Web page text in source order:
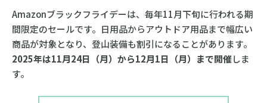
Amazonブラックフライデーは、毎年11月下旬に行われる期
間限定のセールです。日用品からアウトドア用品まで幅広い
商品が対象となり、登山装備も割引になることがあります。
2025年は11月24日（月）から12月1日（月）まで開催しま
す。